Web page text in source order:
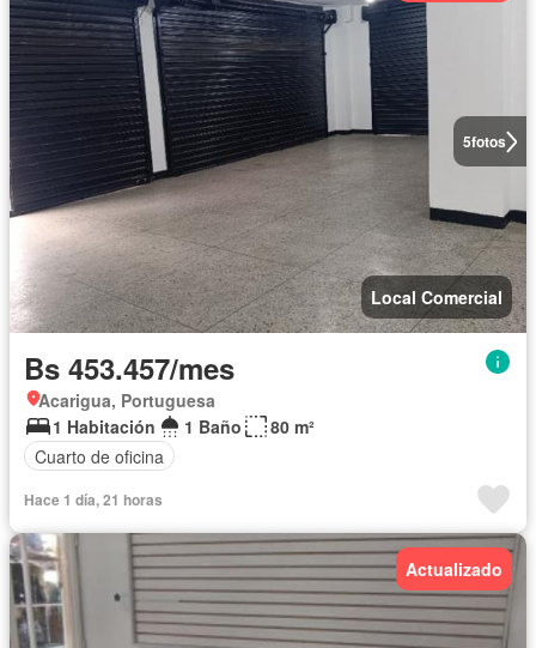
5fotos
Local Comercial
Bs 453.457/mes
Acarigua, Portuguesa
1 Habitación
1 Baño
80 m²
Cuarto de oficina
Hace 1 día, 21 horas
Actualizado